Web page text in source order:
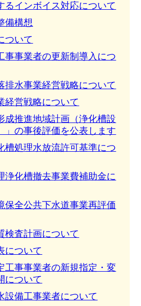
るインボイス対応について
備構想
ついて
事事業者の更新制導入につ
排水事業経営戦略について
経営戦略について
成推進地域計画（浄化槽設
」の事後評価を公表します
槽処理水放流許可基準につ
浄化槽撤去事業費補助金に
保全公共下水道事業再評価
検査計画について
について
工事事業者の新規指定・変
について
設備工事業者について